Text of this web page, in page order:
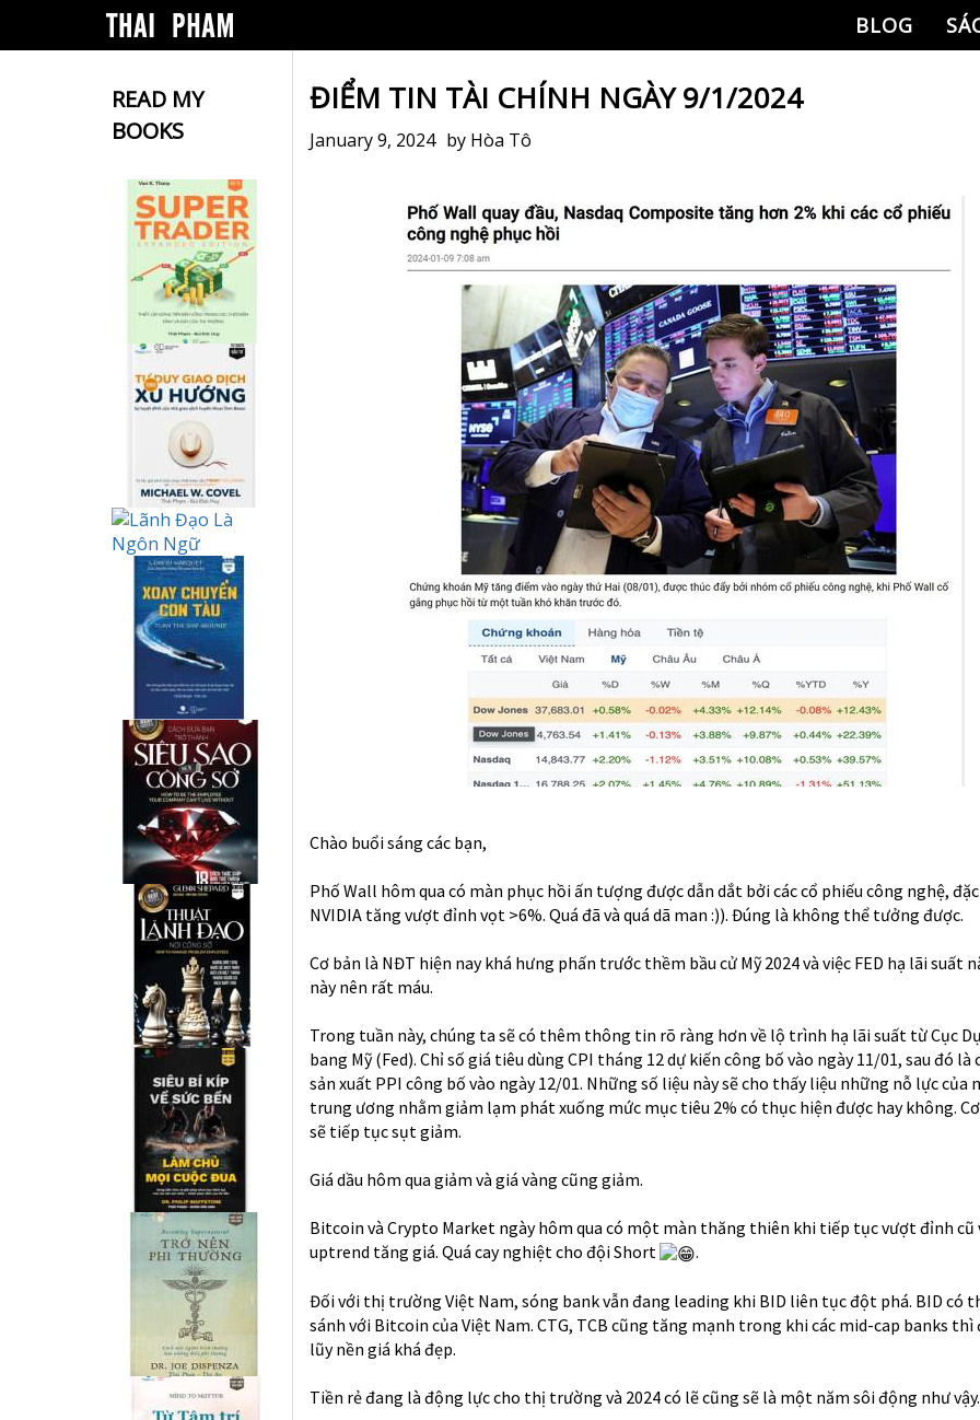
BLOG
READ MY
BOOKS
ĐIỂM TIN TÀI CHÍNH NGÀY 9/1/2024
January 9, 2024 by Hòa Tô
Chào buổi sáng các bạn,
Phố Wall hôm qua có màn phục hồi ấn tượng được dẫn dắt bởi các cổ phiếu công nghệ,
NVIDIA tăng vượt đỉnh vọt >6%. Quá đã và quá dã man :)). Đúng là không thể tưởng được.
Cơ bản là NĐT hiện nay khá hưng phấn trước thềm bầu cử Mỹ 2024 và việc FED hạ lãi suất
này nên rất máu.
Trong tuần này, chúng ta sẽ có thêm thông tin rõ ràng hơn về lộ trình hạ lãi suất từ Cục
bang Mỹ (Fed). Chỉ số giá tiêu dùng CPI tháng 12 dự kiến công bố vào ngày 11/01, sau đó là
sản xuất PPI công bố vào ngày 12/01. Những số liệu này sẽ cho thấy liệu những nỗ lực của
trung ương nhằm giảm lạm phát xuống mức mục tiêu 2% có thục hiện được hay không.
sẽ tiếp tục sụt giảm.
Giá dầu hôm qua giảm và giá vàng cũng giảm.
Bitcoin và Crypto Market ngày hôm qua có một màn thăng thiên khi tiếp tục vượt đỉnh cũ
uptrend tăng giá. Quá cay nghiệt cho đội Short
.
Đối với thị trường Việt Nam, sóng bank vẫn đang leading khi BID liên tục đột phá. BID có
sánh với Bitcoin của Việt Nam. CTG, TCB cũng tăng mạnh trong khi các mid-cap banks
lũy nền giá khá đẹp.
Tiền rẻ đang là động lực cho thị trường và 2024 có lẽ cũng sẽ là một năm sôi động như vậy.